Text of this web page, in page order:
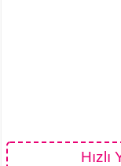
Hızlı